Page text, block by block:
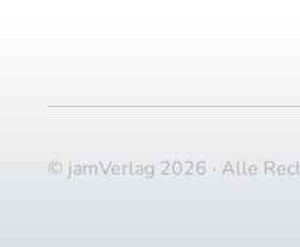
© jamVerlag 2026 · Alle